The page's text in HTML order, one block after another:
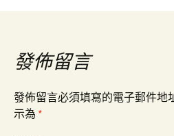
導
覽發佈留言
發佈留言必須填寫的電子郵件地
示為 *